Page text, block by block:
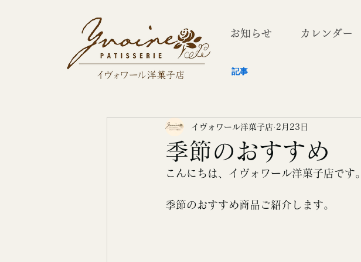
お知らせ カレンダー
記事
季節のおすすめ
イヴォワール洋菓子店 2月23日
こんにちは、イヴォワール洋菓子店です。
季節のおすすめ商品ご紹介します。